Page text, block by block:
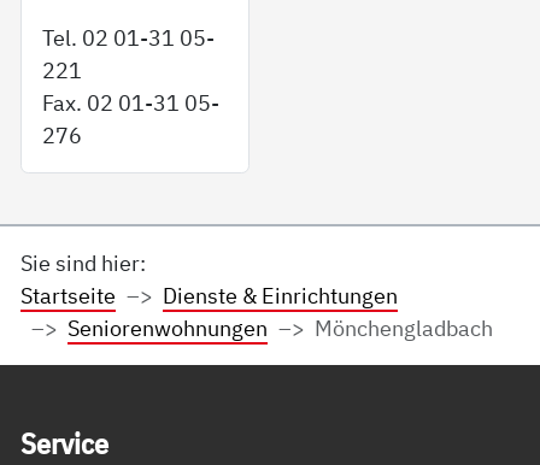
Tel. 02 01-31 05-
221
Fax. 02 01-31 05-
276
Sie sind hier:
Startseite
Dienste & Einrichtungen
Seniorenwohnungen
Mönchengladbach
Ser­vice